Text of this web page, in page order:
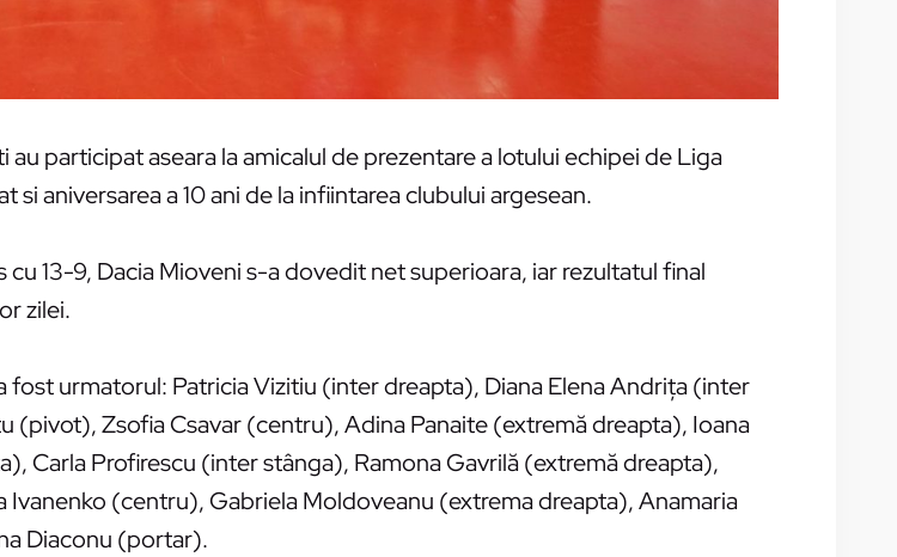
participat aseara la amicalul de prezentare a lotului echipei de Liga
aniversarea a 10 ani de la infiintarea clubului argesean.
13-9, Dacia Mioveni s-a dovedit net superioara, iar rezultatul final
zilei.
urmatorul: Patricia Vizitiu (inter dreapta), Diana Elena Andrița (inter
Zsofia Csavar (centru), Adina Panaite (extremă dreapta), Ioana
Carla Profirescu (inter stânga), Ramona Gavrilă (extremă dreapta),
(centru), Gabriela Moldoveanu (extrema dreapta), Anamaria
Diaconu (portar).